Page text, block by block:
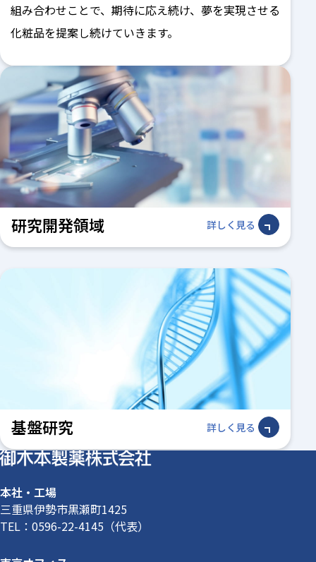
組み合わせことで、期待に応え続け、夢を実現させる
化粧品を提案し続けていきます。
研究開発領域 詳しく見る
基盤研究 詳しく見る
本社・工場
三重県伊勢市黒瀬町1425
TEL： 0596-22-4145 （代表）